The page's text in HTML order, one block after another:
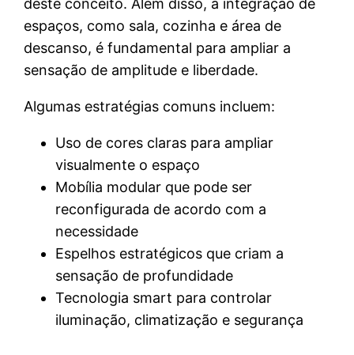
espaços, como sala, cozinha e área de
descanso, é fundamental para ampliar a
sensação de amplitude e liberdade.
Algumas estratégias comuns incluem:
Uso de cores claras para ampliar
visualmente o espaço
Mobília modular que pode ser
reconfigurada de acordo com a
necessidade
Espelhos estratégicos que criam a
sensação de profundidade
Tecnologia smart para controlar
iluminação, climatização e segurança